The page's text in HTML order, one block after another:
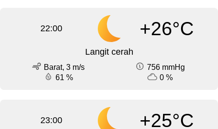
22:00 +26°C
Langit cerah
Barat, 3 m/s
756 mmHg
61 %
0 %
23:00 +25°C